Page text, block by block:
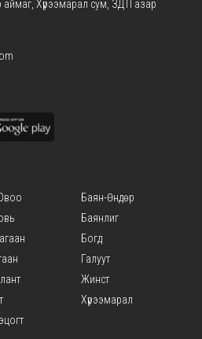
Хүрээмарал сум, ЗДТГазар
Баян-Өндөр
Баянлиг
Богд
Галуут
Жинст
Хүрээмарал